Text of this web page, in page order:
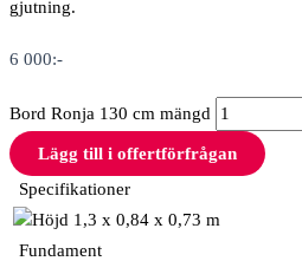
gjutning.
6 000:-
Bord Ronja 130 cm mängd
Lägg till i offertförfrågan
Specifikationer
1,3 x 0,84 x 0,73 m
Fundament